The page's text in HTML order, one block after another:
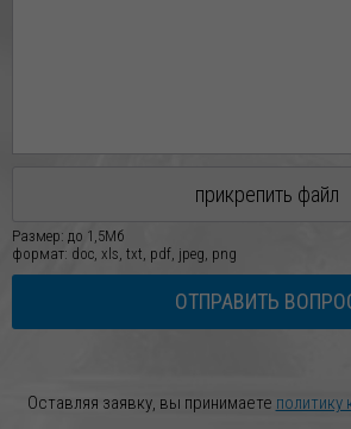
прикрепить файл
Размер: до 1,5Мб
формат: doc, xls, txt, pdf, jpeg, png
ОТПРАВИТЬ
Оставляя заявку, вы принимаете